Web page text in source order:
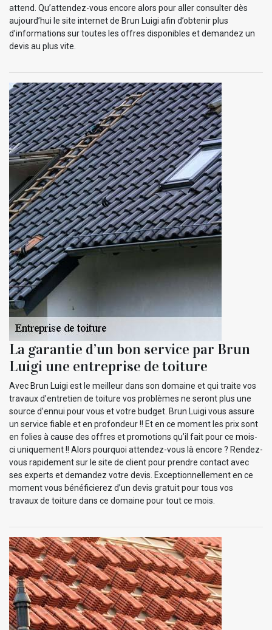
attend. Qu’attendez-vous encore alors pour aller consulter dès
aujourd’hui le site internet de Brun Luigi afin d’obtenir plus
d’informations sur toutes les offres disponibles et demandez un
devis au plus vite.
La garantie d’un bon service par Brun
Luigi une entreprise de toiture
Avec Brun Luigi est le meilleur dans son domaine et qui traite vos
travaux d’entretien de toiture vos problèmes ne seront plus une
source d’ennui pour vous et votre budget. Brun Luigi vous assure
un service fiable et en profondeur !! Et en ce moment les prix sont
en folies à cause des offres et promotions qu’il fait pour ce mois-
ci uniquement !! Alors pourquoi attendez-vous là encore ? Rendez-
vous rapidement sur le site de client pour prendre contact avec
ses experts et demandez votre devis. Exceptionnellement en ce
moment vous bénéficierez d’un devis gratuit pour tous vos
travaux de toiture dans ce domaine pour tout ce mois.